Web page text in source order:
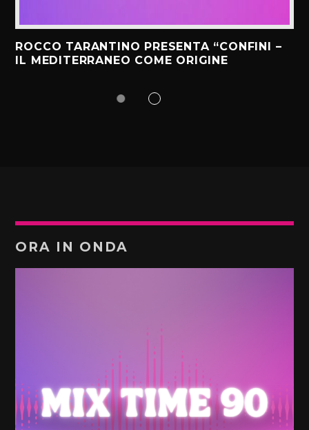
ROCCO TARANTINO PRESENTA “CONFINI –
IL MEDITERRANEO COME ORIGINE
ORA IN ONDA